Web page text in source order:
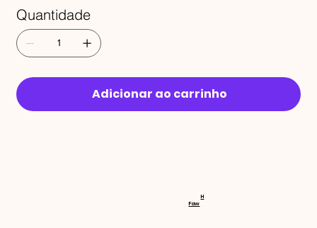
Quantidade
Adicionar ao carrinho
RECEBA
Faw
H